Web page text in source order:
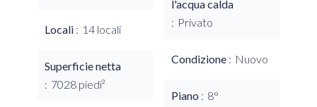
Locali 14 locali
Superficie netta
7028 piedi²
l'acqua calda
Privato
Condizione Nuovo
Piano 8°